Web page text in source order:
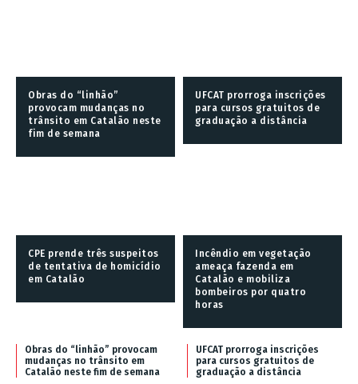
Obras do “linhão”
provocam mudanças no
trânsito em Catalão neste
fim de semana
UFCAT prorroga inscrições
para cursos gratuitos de
graduação a distância
CPE prende três suspeitos
de tentativa de homicídio
em Catalão
Incêndio em vegetação
ameaça fazenda em
Catalão e mobiliza
bombeiros por quatro
horas
Obras do “linhão” provocam
mudanças no trânsito em
Catalão neste fim de semana
UFCAT prorroga inscrições
para cursos gratuitos de
graduação a distância